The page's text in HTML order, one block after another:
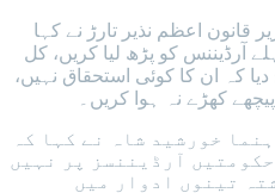
قانون اعظم نذیر تارڑ نے کہا
آرڈیننس کو پڑھ لیا کریں، کل
کہ ان کا کوئی استحقاق نہیں،
کھڑے نہ ہوا کریں۔
خورشید شاہ نے کہا کہ
آرڈیننسز پر نہیں
تینوں ادوار میں